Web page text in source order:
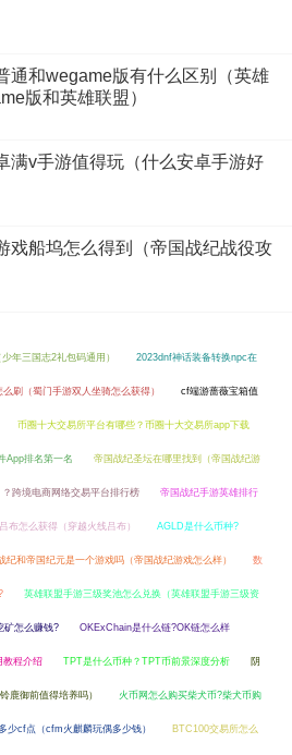
通和wegame版有什么区别（英雄
版和英雄联盟）
满v手游值得玩（什么安卓手游好
戏船坞怎么得到（帝国战纪战役攻
年三国志2礼包码通用） 2023dnf神话装备转换npc在
刷（蜀门手游双人坐骑怎么获得） cf端游蔷薇宝箱值
币圈十大交易所平台有哪些？币圈十大交易所app下载
App排名第一名 帝国战纪圣坛在哪里找到（帝国战纪游
跨境电商网络交易平台排行榜 帝国战纪手游英雄排行
布怎么获得（穿越火线吕布） AGLD是什么币种?
纪和帝国纪元是一个游戏吗（帝国战纪游戏怎么样） 数
英雄联盟手游三级奖池怎么兑换（英雄联盟手游三级资
矿怎么赚钱? OKExChain是什么链?OK链怎么样
教程介绍 TPT是什么币种？TPT币前景深度分析 阴
鹿御前值得培养吗） 火币网怎么购买柴犬币?柴犬币购
少cf点（cfm火麒麟玩偶多少钱） BTC100交易所怎么